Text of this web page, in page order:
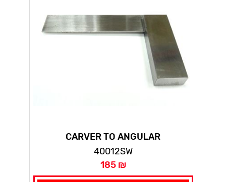
CARVER TO ANGULAR
40012SW
185 ₪